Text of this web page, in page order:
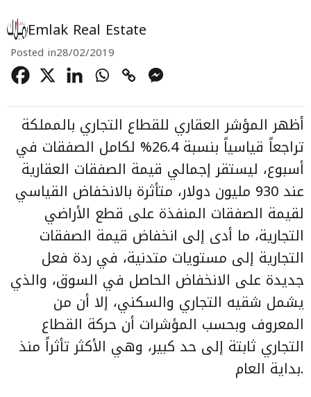
Emlak Real Estate
Posted in28/02/2019
أظهر المؤشر العقاري للقطاع التجاري بالمملكة
تراجعاً قياسياً بنسبة 26.4% لكامل الصفقات في
أسبوع، ليستقر إجمالي قيمة الصفقات العقارية
عند 930 مليون دولار، متأثرة بالانخفاض القياسي
لقيمة الصفقات المنفذة على قطع الأراضي
التجارية، ما أدى إلى انخفاض قيمة الصفقات
التجارية إلى مستويات متدنية، في ردة فعل
جديدة على الانخفاض الحاصل في السوق، والذي
يشمل شقيه التجاري والسكني، إلا أن من
المعروف وبحسب المؤشرات أن حركة القطاع
التجاري ثابتة إلى حد كبير، وهي الأكثر تأثراً منذ
بداية العام.